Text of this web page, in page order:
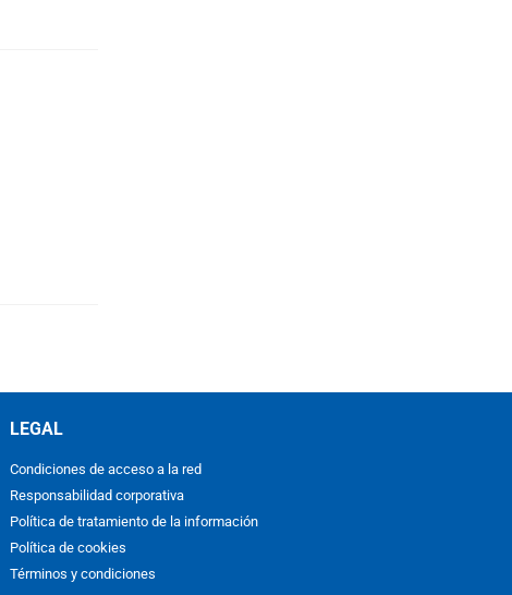
LEGAL
Condiciones de acceso a la red
Responsabilidad corporativa
Política de tratamiento de la información
Política de cookies
Términos y condiciones